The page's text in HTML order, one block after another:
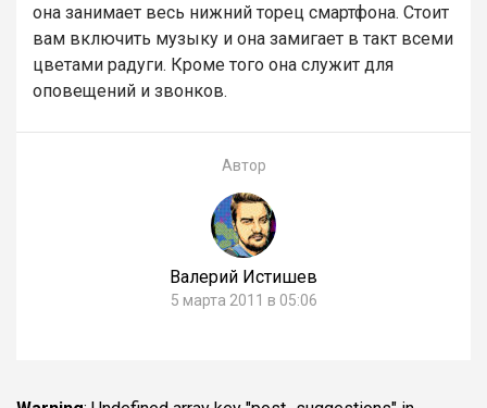
она занимает весь нижний торец смартфона. Стоит
вам включить музыку и она замигает в такт всеми
цветами радуги. Кроме того она служит для
оповещений и звонков.
Автор
Валерий Истишев
5 марта 2011 в 05:06